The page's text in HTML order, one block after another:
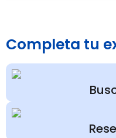
Completa tu